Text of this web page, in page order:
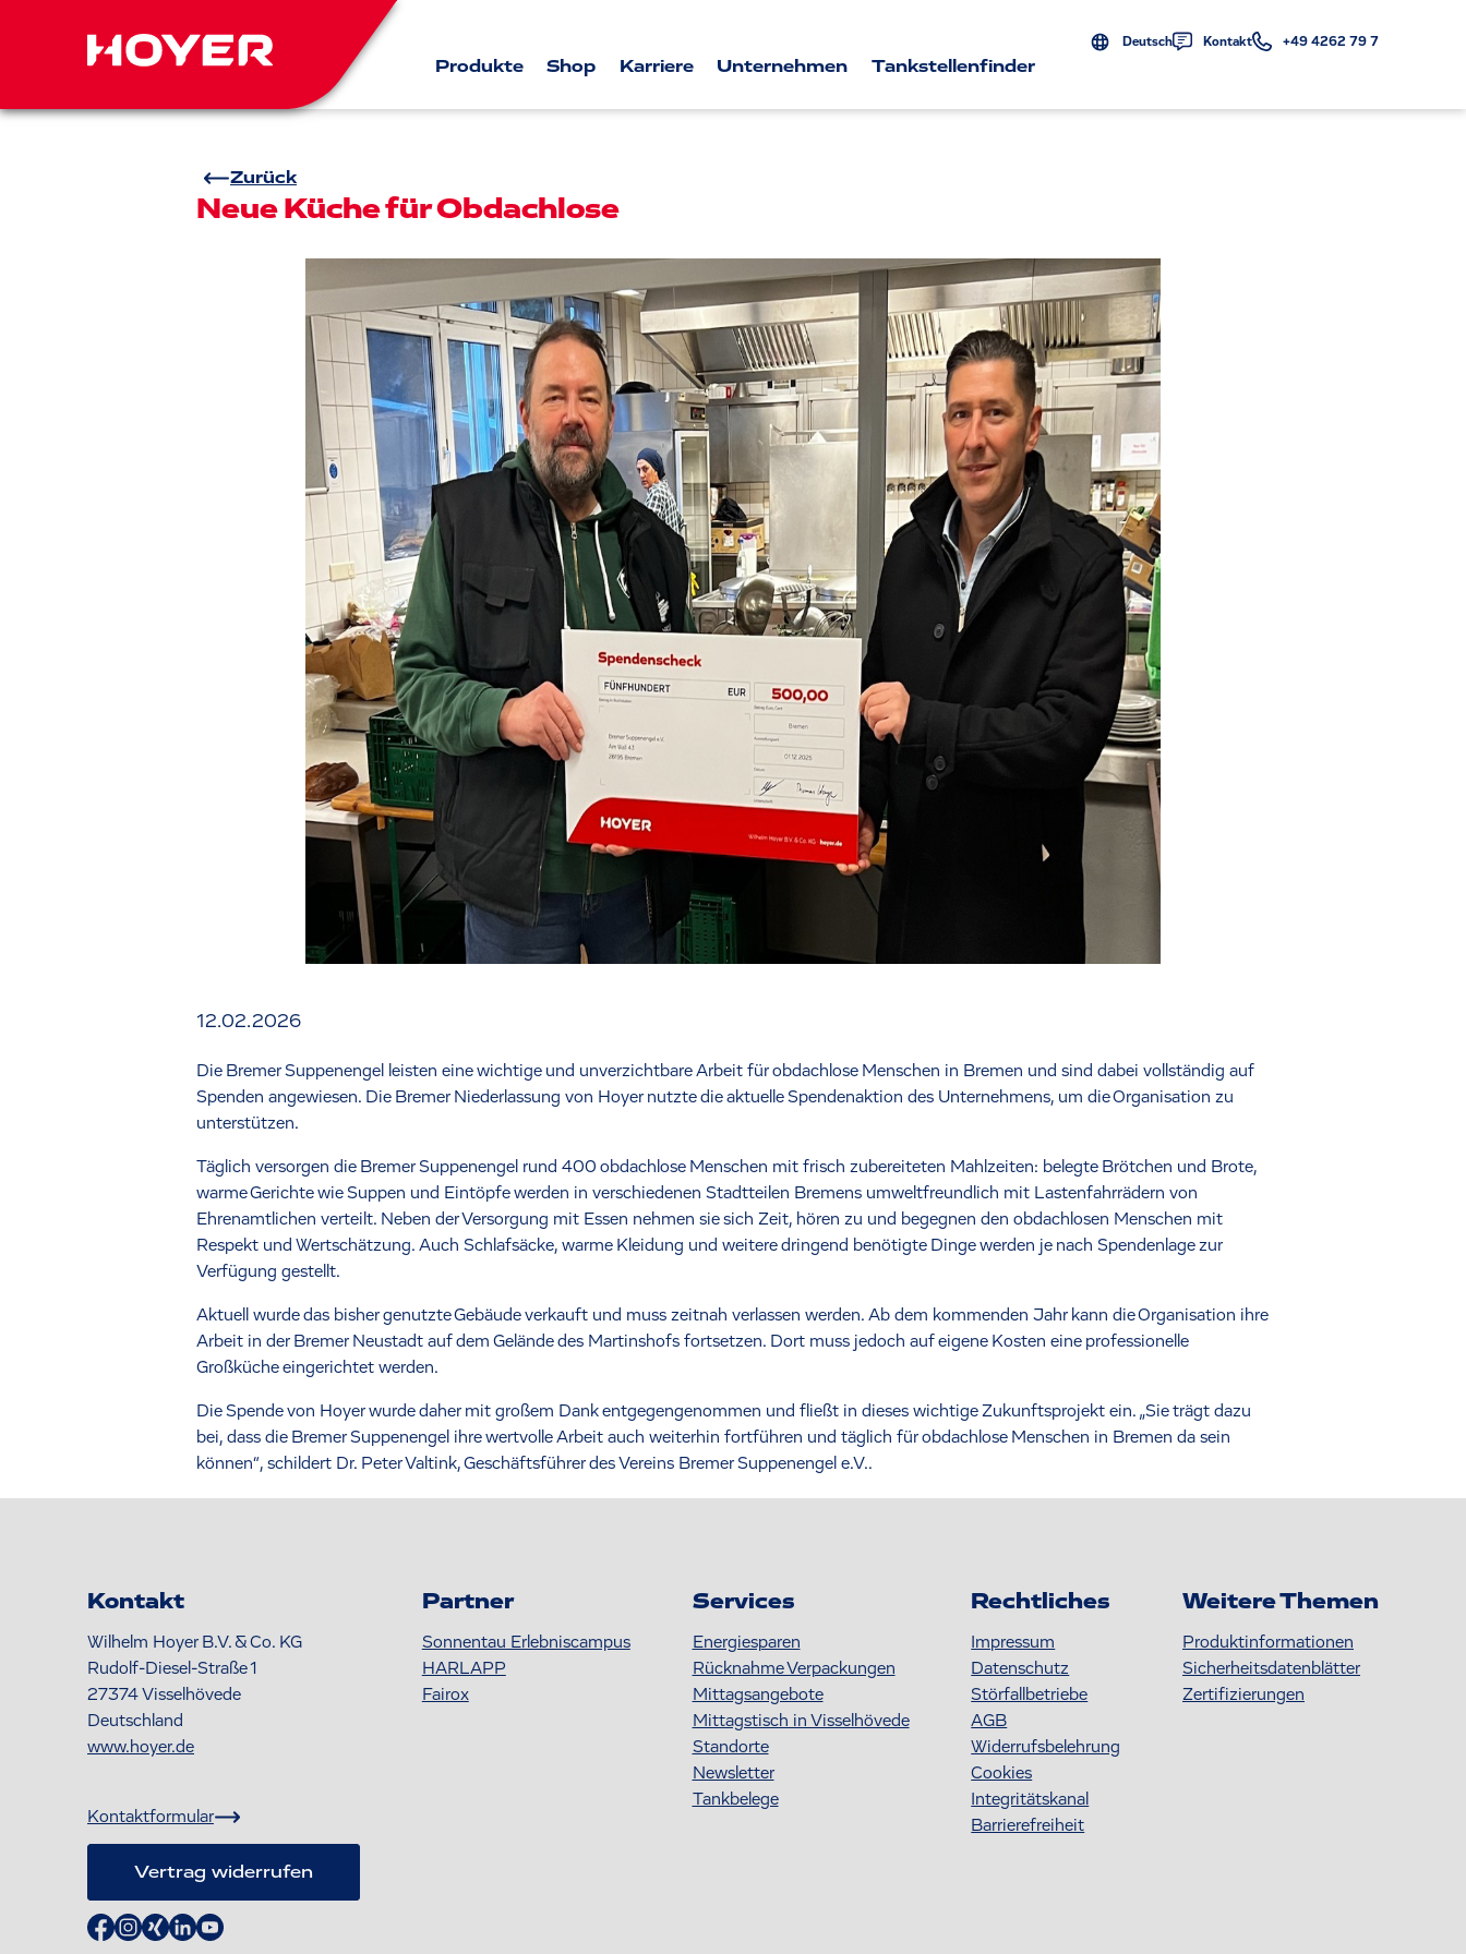
Deutsch Kontakt +49 4262 79 7
Produkte Shop Karriere Unternehmen Tankstellenfinder
Zurück
Neue Küche für Obdachlose
12.02.2026
Die Bremer Suppenengel leisten eine wichtige und unverzichtbare Arbeit für obdachlose Menschen in Bremen und sind dabei vollständig auf
Spenden angewiesen. Die Bremer Niederlassung von Hoyer nutzte die aktuelle Spendenaktion des Unternehmens, um die Organisation zu
unterstützen.
Täglich versorgen die Bremer Suppenengel rund 400 obdachlose Menschen mit frisch zubereiteten Mahlzeiten: belegte Brötchen und Brote,
warme Gerichte wie Suppen und Eintöpfe werden in verschiedenen Stadtteilen Bremens umweltfreundlich mit Lastenfahrrädern von
Ehrenamtlichen verteilt. Neben der Versorgung mit Essen nehmen sie sich Zeit, hören zu und begegnen den obdachlosen Menschen mit
Respekt und Wertschätzung. Auch Schlafsäcke, warme Kleidung und weitere dringend benötigte Dinge werden je nach Spendenlage zur
Verfügung gestellt.
Aktuell wurde das bisher genutzte Gebäude verkauft und muss zeitnah verlassen werden. Ab dem kommenden Jahr kann die Organisation ihre
Arbeit in der Bremer Neustadt auf dem Gelände des Martinshofs fortsetzen. Dort muss jedoch auf eigene Kosten eine professionelle
Großküche eingerichtet werden.
Die Spende von Hoyer wurde daher mit großem Dank entgegengenommen und fließt in dieses wichtige Zukunftsprojekt ein. „Sie trägt dazu
bei, dass die Bremer Suppenengel ihre wertvolle Arbeit auch weiterhin fortführen und täglich für obdachlose Menschen in Bremen da sein
können“, schildert Dr. Peter Valtink, Geschäftsführer des Vereins Bremer Suppenengel e.V..
Kontakt
Wilhelm Hoyer B.V. & Co. KG
Rudolf-Diesel-Straße 1
27374Visselhövede
Deutschland
www.hoyer.de
Kontaktformular
Vertrag widerrufen
Partner
Sonnentau Erlebniscampus
HARLAPP
Fairox
Services
Energiesparen
Rücknahme Verpackungen
Mittagsangebote
Mittagstisch in Visselhövede
Standorte
Newsletter
Tankbelege
Rechtliches
Impressum
Datenschutz
Störfallbetriebe
AGB
Widerrufsbelehrung
Cookies
Integritätskanal
Barrierefreiheit
Weitere Themen
Produktinformationen
S icherheitsdatenblätter
Zertifizierungen